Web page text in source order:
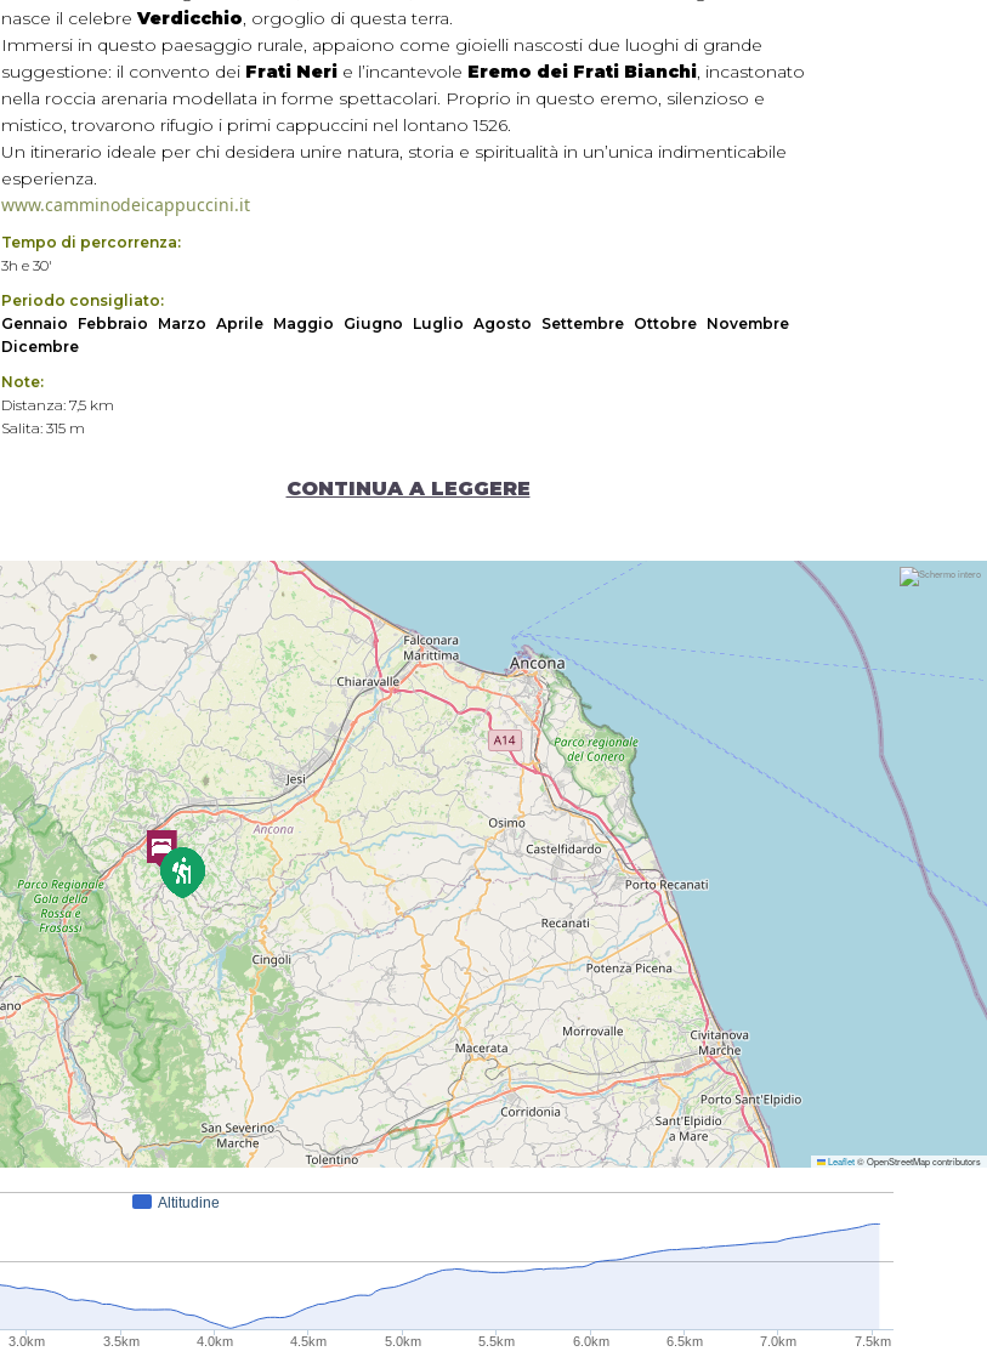
nasce il celebre Verdicchio, orgoglio di questa terra.
Immersi in questo paesaggio rurale, appaiono come gioielli nascosti due luoghi di grande
suggestione: il convento dei Frati Neri e l’incantevole Eremo dei Frati Bianchi, incastonato
nella roccia arenaria modellata in forme spettacolari. Proprio in questo eremo, silenzioso e
mistico, trovarono rifugio i primi cappuccini nel lontano 1526.
Un itinerario ideale per chi desidera unire natura, storia e spiritualità in un’unica indimenticabile
esperienza.
www.camminodeicappuccini.it
Tempo di percorrenza:
3h e 30'
Periodo consigliato:
Gennaio
Febbraio Marzo Aprile Maggio Giugno Luglio Agosto Settembre Ottobre Novembre
Dicembre
Note:
Distanza: 7,5 km
Salita: 315 m
CONTINUA A LEGGERE
Leaflet© OpenStreetMap contributors
Altitudine
3.0km 3.5km 4.0km 4.5km 5.0km 5.5km 6.0km 6.5km 7.0km 7.5km